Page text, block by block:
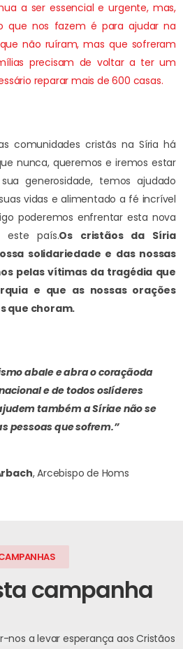
a ser essencial e urgente, mas,
que nos fazem é para ajudar na
não ruíram, mas que sofreram
precisam de voltar a ter um
reparar mais de 600 casas.
comunidades cristãs na Síria há
nunca, queremos e iremos estar
generosidade, temos ajudado
vidas e alimentado a fé incrível
poderemos enfrentar esta nova
este país.Os cristãos da Síria
solidariedade e das nossas
pelas vítimas da tragédia que
e que as nossas orações
que choram.
abale e abra o coraçãoda
e de todos oslíderes
também a Síriae não se
pessoas que sofrem.”
, Arcebispo de Homs
campanha
nos a levar esperança aos Cristãos